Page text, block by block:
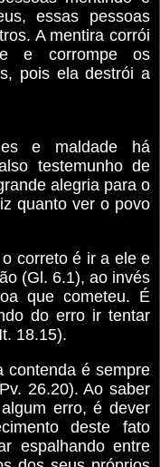
essas pessoas
A mentira corrói
e corrompe os
pois ela destrói a
e maldade há
testemunho de
alegria para o
quanto ver o povo
correto é ir a ele e
(Gl. 6.1), ao invés
que cometeu. É
do erro ir tentar
18.15).
contenda é sempre
26.20). Ao saber
erro, é dever
deste fato
espalhando entre